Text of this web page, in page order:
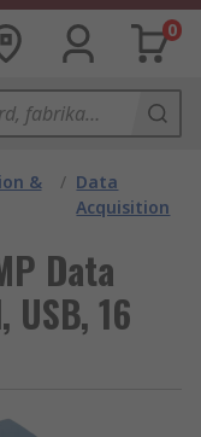
0
&
/ Data
Acquisition
Data
16